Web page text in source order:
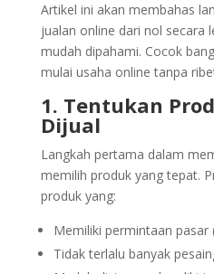
Artikel ini akan membahas
jualan online dari nol secara
mudah dipahami. Cocok
mulai usaha online tanpa
1. Tentukan
Dijual
Langkah pertama dalam
memilih produk yang tepat.
produk yang:
Memiliki permintaan pasar
Tidak terlalu banyak